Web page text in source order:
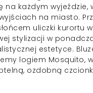
na każdym wyjeździe,
na miasto.
uliczki kurortu
stylizacji w
estetyce.
logiem Mosquito,
ozdobną